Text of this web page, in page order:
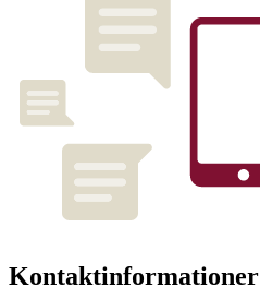
Kontaktinformationer